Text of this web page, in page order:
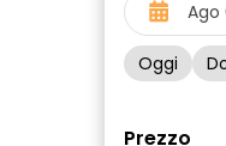
Oggi
Prezzo